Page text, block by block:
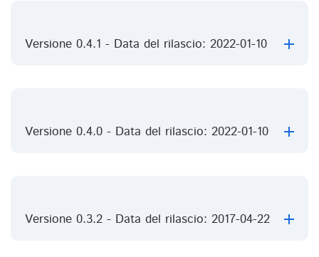
Versione 0.4.1 - Data del rilascio: 2022-01-10
Versione 0.4.0 - Data del rilascio: 2022-01-10
Versione 0.3.2 - Data del rilascio: 2017-04-22